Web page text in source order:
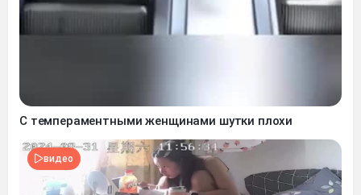
С темпераментными женщинами шутки плохи
видео